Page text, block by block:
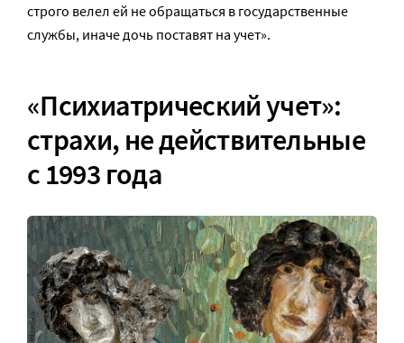
строго велел ей не обращаться в государственные
службы, иначе дочь поставят на учет».
«Психиатрический учет»:
страхи, не действительные
с 1993 года